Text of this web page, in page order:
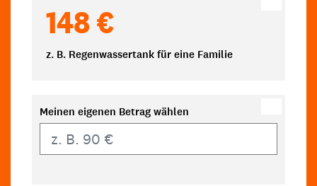
148 €
z. B. Regenwassertank für eine Familie
Meinen eigenen Betrag wählen